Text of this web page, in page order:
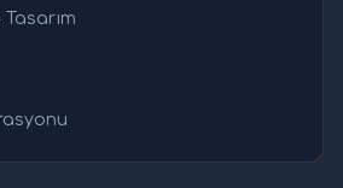
Tasarım